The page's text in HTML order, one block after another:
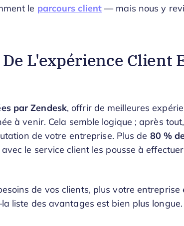
le parcours client — mais nous y
L'expérience Client
par Zendesk, offrir de meilleures
à venir. Cela semble logique ; après
de votre entreprise. Plus de 80 %
le service client les pousse à
de vos clients, plus votre entreprise
liste des avantages est bien plus longue.